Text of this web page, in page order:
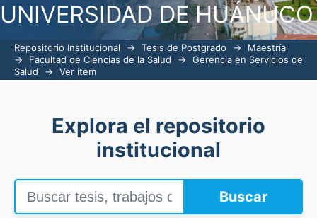
UNIVERSIDAD DE HUÁNUCO
Repositorio Institucional → Tesis de Postgrado →
Maestría
→
Facultad de Ciencias de la Salud →
Gerencia en Servicios de
Salud
→ Ver ítem
Explora el repositorio
institucional
Buscar